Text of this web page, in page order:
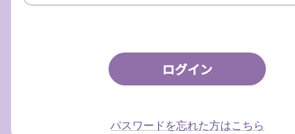
パスワードを忘れた方はこちら